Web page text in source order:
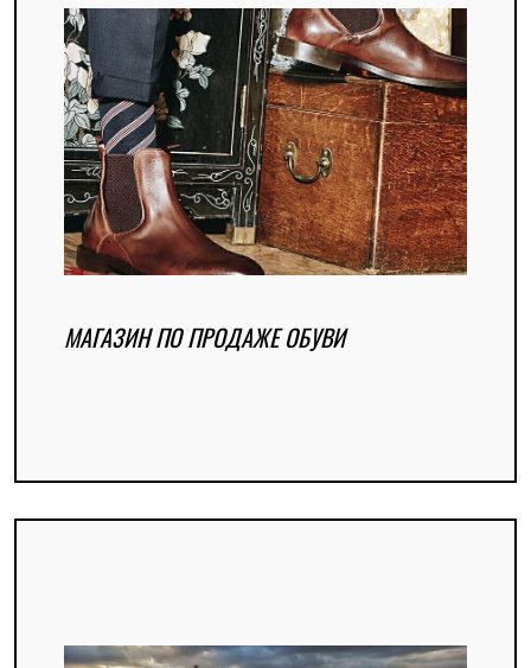
МАГАЗИН ПО ПРОДАЖЕ ОБУВИ